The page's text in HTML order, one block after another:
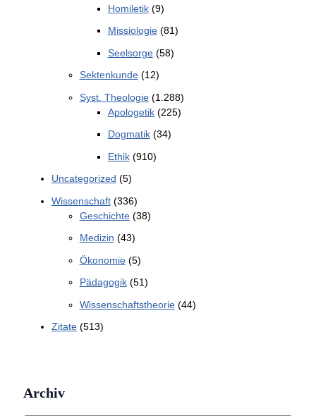
Homiletik(9)
Missiologie(81)
Seelsorge(58)
Sektenkunde(12)
Syst. Theologie(1.288)
Apologetik(225)
Dogmatik(34)
Ethik(910)
Uncategorized (5)
Wissenschaft(336)
Geschichte(38)
Medizin (43)
Ökonomie(5)
Pädagogik(51)
Wissenschaftstheorie(44)
Zitate(513)
Archiv